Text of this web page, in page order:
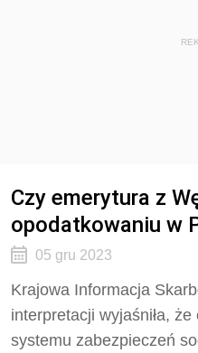
Czy emerytura z
opodatkowaniu w
05 gru 2023
Krajowa Informacja
interpretacji wyjaśniła,
systemu zabezpieczeń